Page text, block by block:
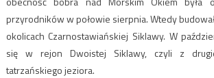
przyrodników w połowie sierpnia. Wtedy
okolicach Czarnostawiańskiej Siklawy. W
się w rejon Dwoistej Siklawy, czyli z
tatrzańskiego jeziora.